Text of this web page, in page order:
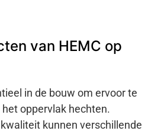
van HEMC op
in de bouw om ervoor te
oppervlak hechten.
kunnen verschillende